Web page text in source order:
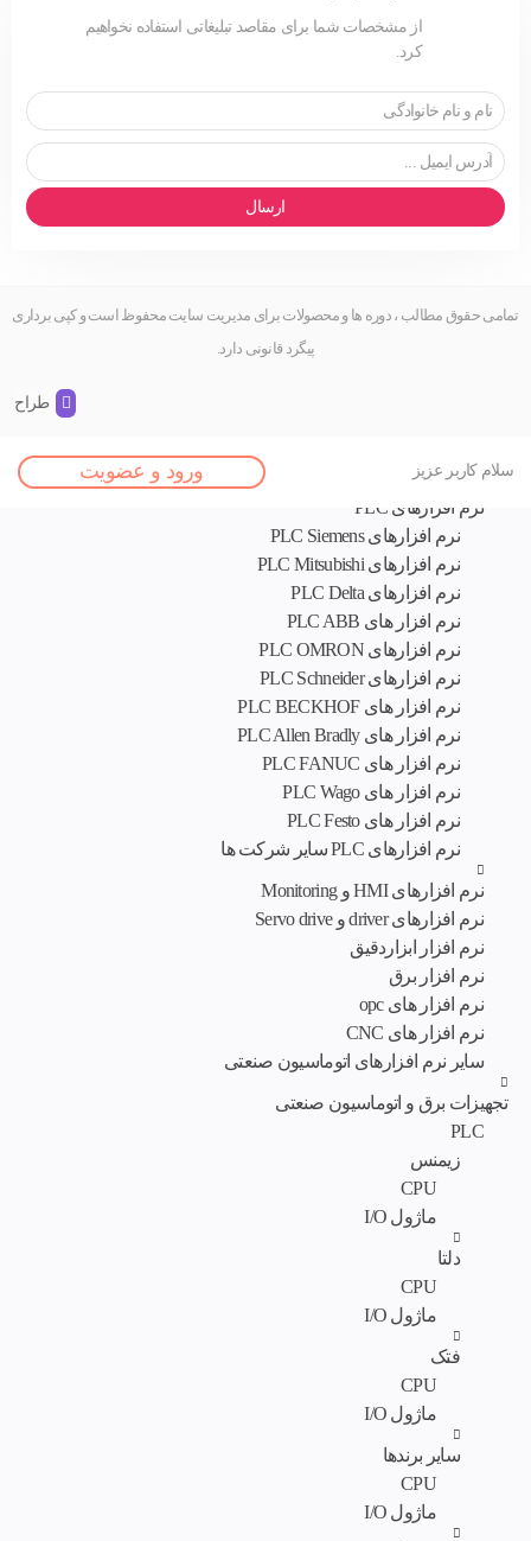
از مشخصات شما برای مقاصد تبلیغاتی استفاده نخواهیم
کرد.
ارسال
تمامی حقوق مطالب ، دوره ها و محصولات برای مدیریت سایت محفوظ است و کپی برداری
پیگرد قانونی دارد.
طراح
سلام کاربر عزیز ورود و عضویت
نرم افزار های تخصصی
نرم افزارهای PLC
نرم افزارهای PLC Siemens
نرم افزارهای PLC Mitsubishi
نرم‌ افزارهای PLC Delta
نرم افزار های PLC ABB
نرم افزارهای PLC OMRON
نرم افزارهای PLC Schneider
نرم افزار های PLC BECKHOF
نرم افزار های PLC Allen Bradly
نرم افزار های PLC FANUC
نرم افزار های PLC Wago
نرم افزار های PLC Festo
نرم افزارهای PLC سایر شرکت ها
نرم افزارهای HMI و Monitoring
نرم افزارهای driver و Servo drive
نرم افزار ابزاردقیق
نرم افزار برق
نرم افزار های opc
نرم افزار های CNC
سایر نرم افزارهای اتوماسیون صنعتی
تجهیزات برق و اتوماسیون صنعتی
PLC
زیمنس
CPU
ماژول I/O
دلتا
CPU
ماژول I/O
فتک
CPU
ماژول I/O
سایر برندها
CPU
ماژول I/O